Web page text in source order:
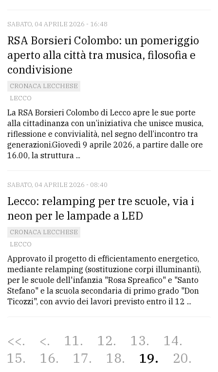
SABATO, 04 APRILE 2026 - 16:48
RSA Borsieri Colombo: un pomeriggio
aperto alla città tra musica, filosofia e
condivisione
CRONACA LECCHESE
LECCO
La RSA Borsieri Colombo di Lecco apre le sue porte
alla cittadinanza con un’iniziativa che unisce musica,
riflessione e convivialità, nel segno dell’incontro tra
generazioni.Giovedì 9 aprile 2026, a partire dalle ore
16.00, la struttura ...
SABATO, 04 APRILE 2026 - 08:40
Lecco: relamping per tre scuole, via i
neon per le lampade a LED
CRONACA LECCHESE
LECCO
Approvato il progetto di efficientamento energetico,
mediante relamping (sostituzione corpi illuminanti),
per le scuole dell'infanzia "Rosa Spreafico" e "Santo
Stefano" e la scuola secondaria di primo grado "Don
Ticozzi", con avvio dei lavori previsto entro il 12 ...
<< < 11 12 13
14
15
16 17 18 19
20